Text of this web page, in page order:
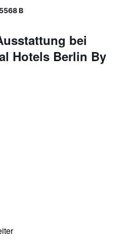
B
bei
Hotels Berlin By